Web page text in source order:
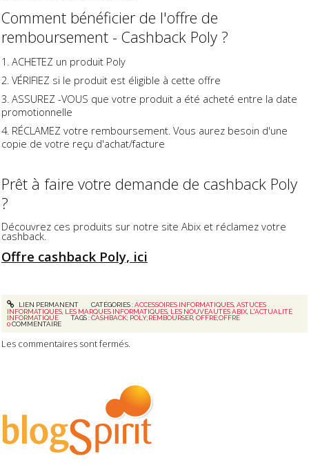
Comment bénéficier de l'offre de
remboursement - Cashback Poly ?
ACHETEZ un produit Poly
VÉRIFIEZ si le produit est éligible à cette offre
ASSUREZ -VOUS que votre produit a été acheté entre la date
promotionnelle
RÉCLAMEZ votre remboursement. Vous aurez besoin d'une
copie de votre reçu d'achat/facture
Prêt à faire votre demande de cashback Poly
?
Découvrez ces produits sur notre site Abix et réclamez votre
cashback.
Offre cashback Poly, ici
LIEN PERMANENT CATÉGORIES :ACCESSOIRES INFORMATIQUES, ASTUCES
INFORMATIQUES LES MARQUES INFORMATIQUES LES NOUVEAUTÉS ABIX L'ACTUALITÉ
INFORMATIQUE
TAGS :CASHBACK; POLY;REMBOURSER ,OFFRE;OFFRE
0COMMENTAIRE
Les commentaires sont fermés.